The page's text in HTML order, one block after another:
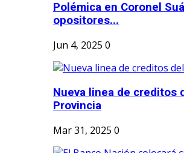
Polémica en Coronel
opositores...
Jun 4, 2025 0
Nueva linea de creditos
Provincia
Mar 31, 2025 0